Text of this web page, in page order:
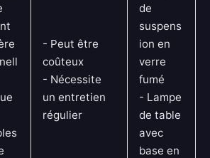
- Peut être
coûteux
- Nécessite
un entretien
régulier
de
suspens
ion en
verre
fumé
- Lampe
de table
avec
base en